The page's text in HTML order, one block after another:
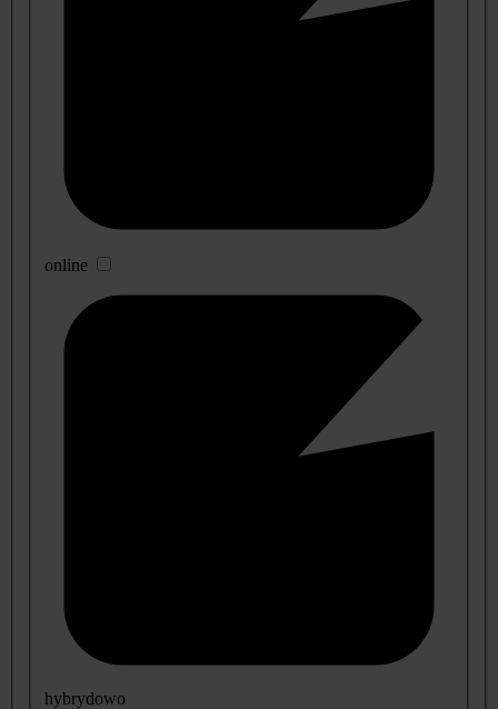
online
hybrydowo